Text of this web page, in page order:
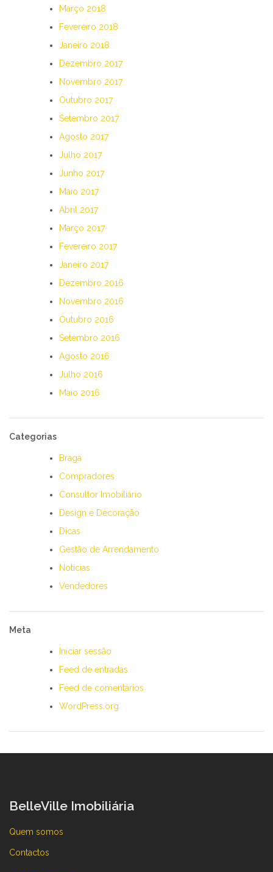
Março 2018
Fevereiro 2018
Janeiro 2018
Dezembro 2017
Novembro 2017
Outubro 2017
Setembro 2017
Agosto 2017
Julho 2017
Junho 2017
Maio 2017
Abril 2017
Março 2017
Fevereiro 2017
Janeiro 2017
Dezembro 2016
Novembro 2016
Outubro 2016
Setembro 2016
Agosto 2016
Julho 2016
Maio 2016
Categorias
Braga
Compradores
Consultor Imobiliário
Design e Decoração
Dicas
Gestão de Arrendamento
Notícias
Vendedores
Meta
Iniciar sessão
Feed de entradas
Feed de comentários
WordPress.org
BelleVille Imobiliária
Quem somos
Contactos